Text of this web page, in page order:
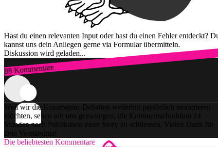
Hast du einen relevanten Input oder hast du einen Fehler entdeckt?
kannst uns dein Anliegen gerne via Formular übermitteln.
Diskussion wird geladen...
88 Kommentare
Zum Login
Weil wir die Kommentar-Debatten weiterhin persönlich moderieren
möchten, sehen wir uns gezwungen, die Kommentarfunktion 24
Stunden nach Publikation einer Story zu schliessen. Vielen Dank für
dein Verständnis!
Die beliebtesten Kommentare